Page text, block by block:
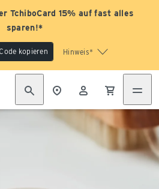
TchiboCard 15% auf fast alles
sparen!*
kopieren Hinweis*